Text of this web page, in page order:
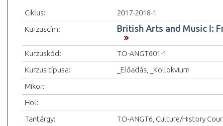
Ciklus:
2017-2018-1
Kurzuscím:
British Arts and Music I:
Kurzuskód:
TO-ANGT601-1
Kurzus típusa:
_Előadás, _Kollokvium
Mikor:
Hol:
Tantárgy:
TO-ANGT6, Culture/History